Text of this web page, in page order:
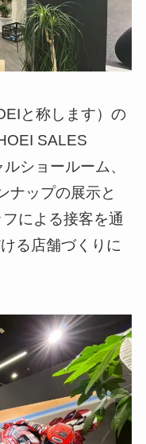
と称します）の
SALES
ショールーム、
ナップの展示と
による接客を通
る店舗づくりに